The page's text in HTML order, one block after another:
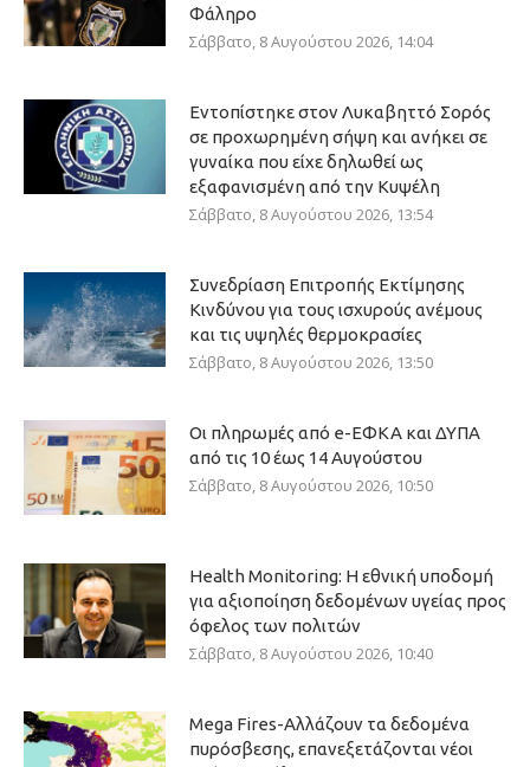
Φάληρο
Σάββατο, 8 Αυγούστου 2026, 14:04
Εντοπίστηκε στον Λυκαβηττό Σορός
σε προχωρημένη σήψη και ανήκει σε
γυναίκα που είχε δηλωθεί ως
εξαφανισμένη από την Κυψέλη
Σάββατο, 8 Αυγούστου 2026, 13:54
Συνεδρίαση Επιτροπής Εκτίμησης
Κινδύνου για τους ισχυρούς ανέμους
και τις υψηλές θερμοκρασίες
Σάββατο, 8 Αυγούστου 2026, 13:50
Οι πληρωμές από e-ΕΦΚΑ και ΔΥΠΑ
από τις 10 έως 14 Αυγούστου
Σάββατο, 8 Αυγούστου 2026, 10:50
Health Monitoring: Η εθνική υποδομή
για αξιοποίηση δεδομένων υγείας προς
όφελος των πολιτών
Σάββατο, 8 Αυγούστου 2026, 10:40
Mega Fires-Αλλάζουν τα δεδομένα
πυρόσβεσης, επανεξετάζονται νέοι